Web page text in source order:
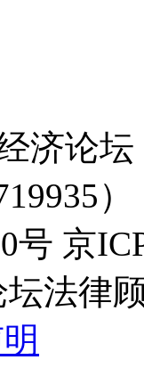
济论
）
号 京
坛法律